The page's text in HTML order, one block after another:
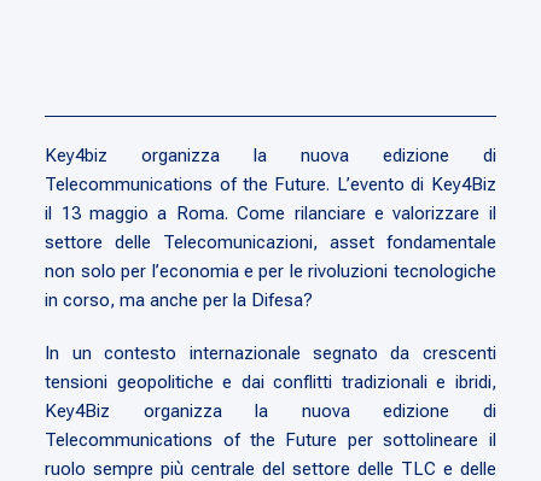
Key4biz organizza la nuova edizione di
Telecommunications of the Future. L’evento di Key4Biz
il 13 maggio a Roma. Come rilanciare e valorizzare il
settore delle Telecomunicazioni, asset fondamentale
non solo per l’economia e per le rivoluzioni tecnologiche
in corso, ma anche per la Difesa?
In un contesto internazionale segnato da crescenti
tensioni geopolitiche e dai conflitti tradizionali e ibridi,
Key4Biz organizza la nuova edizione di
Telecommunications of the Future per sottolineare il
ruolo sempre più centrale del settore delle TLC e delle